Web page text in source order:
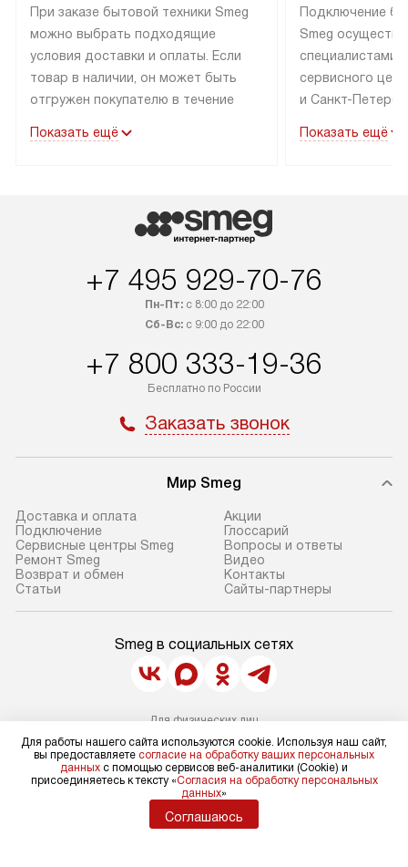
При заказе бытовой техники Smeg
можно выбрать подходящие
условия доставки и оплаты. Если
товар в наличии, он может быть
отгружен покупателю в течение
лейблом доставляется бесплатно
дополнительно. Возможна
доставка товаров по России.
Показать ещё
Подключение
Smeg
специалистами
сервисного
и Санкт-
подключается
коммуникаций
навешивание
Показать ещё
+7 495 929-70-76
Пн-Пт:с 8:00 до 22:00
Сб-Вс:с 9:00 до 22:00
+7 800 333-19-36
Бесплатно по России
Заказать звонок
Мир Smeg
Доставка и оплата
Подключение
Сервисные центры Smeg
Ремонт Smeg
Возврат и обмен
Статьи
Акции
Глоссарий
Вопросы и ответы
Видео
Контакты
Сайты-партнеры
Smeg в социальных сетях
Для физических лиц
shop@sm-rus.ru
Для юридических лиц
business@kvalitet.company
НАПИСАТЬ РУКОВОДСТВУ
Для работы нашего сайта используются cookie. Используя наш сайт,
вы предоставляете согласие на обработку ваших персональных
данных с помощью сервисов веб-аналитики (Cookie) и
присоединяетесь к тексту «Согласия на обработку персональных
данных»
Соглашаюсь